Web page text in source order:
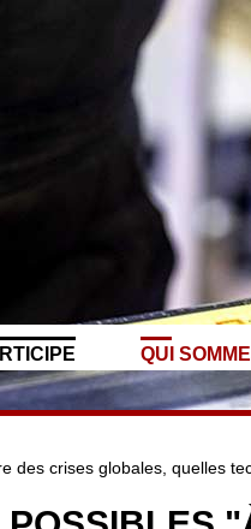
QUI
des crises globales, quelles